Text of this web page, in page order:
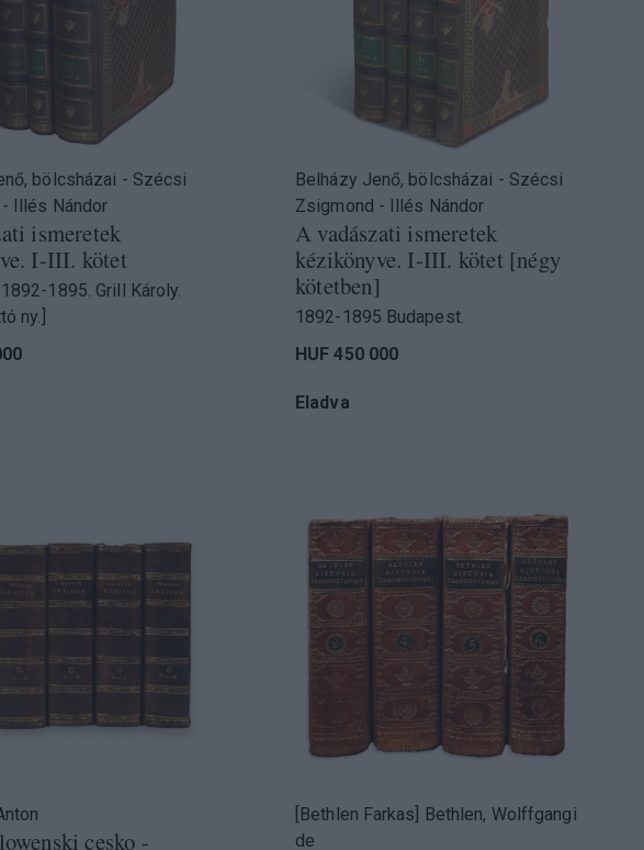
bölcsházai - Szécsi
Illés Nándor
ismeretek
I-III. kötet
1895. Grill Károly.
ny.]
Belházy Jenő, bölcsházai - Szécsi
Zsigmond - Illés Nándor
A vadászati ismeretek
kézikönyve. I-III. kötet [négy
kötetben]
1892-1895 Budapest.
HUF 450 000
Eladva
cesko -
[Bethlen Farkas] Bethlen, Wolffgangi
de